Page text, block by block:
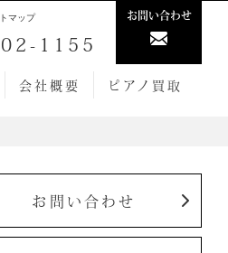
マップ
1155
お問い合わせ
会社概要 ピアノ買取
お問い合わせ